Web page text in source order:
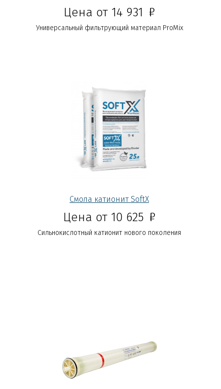
Цена от 14 931 Р
Универсальный фильтрующий материал ProMix
Смола катионит SoftX
Цена от 10 625 Р
Сильнокислотный катионит нового поколения